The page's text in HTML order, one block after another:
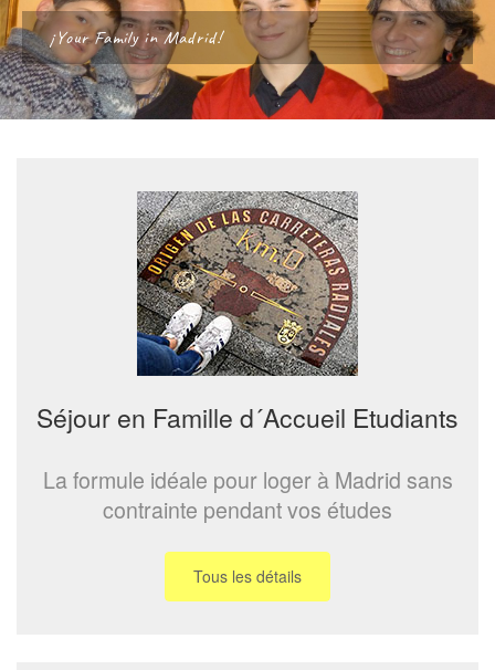
¡Your Family in Madrid!
Séjour en Famille d´Accueil Etudiants
La formule idéale pour loger à Madrid sans
contrainte pendant vos études
Tous les détails